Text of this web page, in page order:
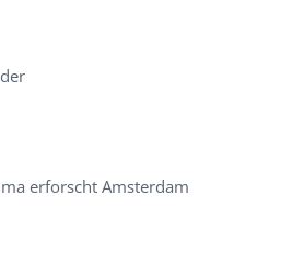
erforscht Amsterdam